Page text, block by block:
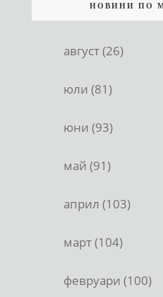
НОВИНИ ПО
август (26)
юли (81)
юни (93)
май (91)
април (103)
март (104)
февруари (100)